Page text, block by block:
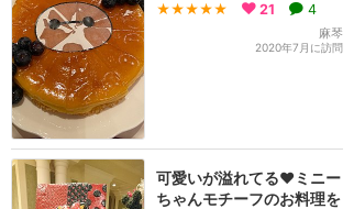
★★★★★ 21 4
麻琴
2020年7月に訪問
可愛いが溢れてる❤️ミニー
ちゃんモチーフのお料理を